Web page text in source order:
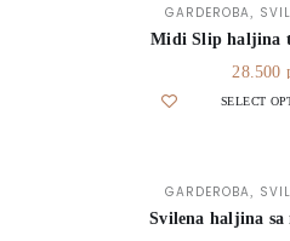
GARDEROBA,
Midi Slip haljina
28.500
SELECT
GARDEROBA,
Svilena haljina